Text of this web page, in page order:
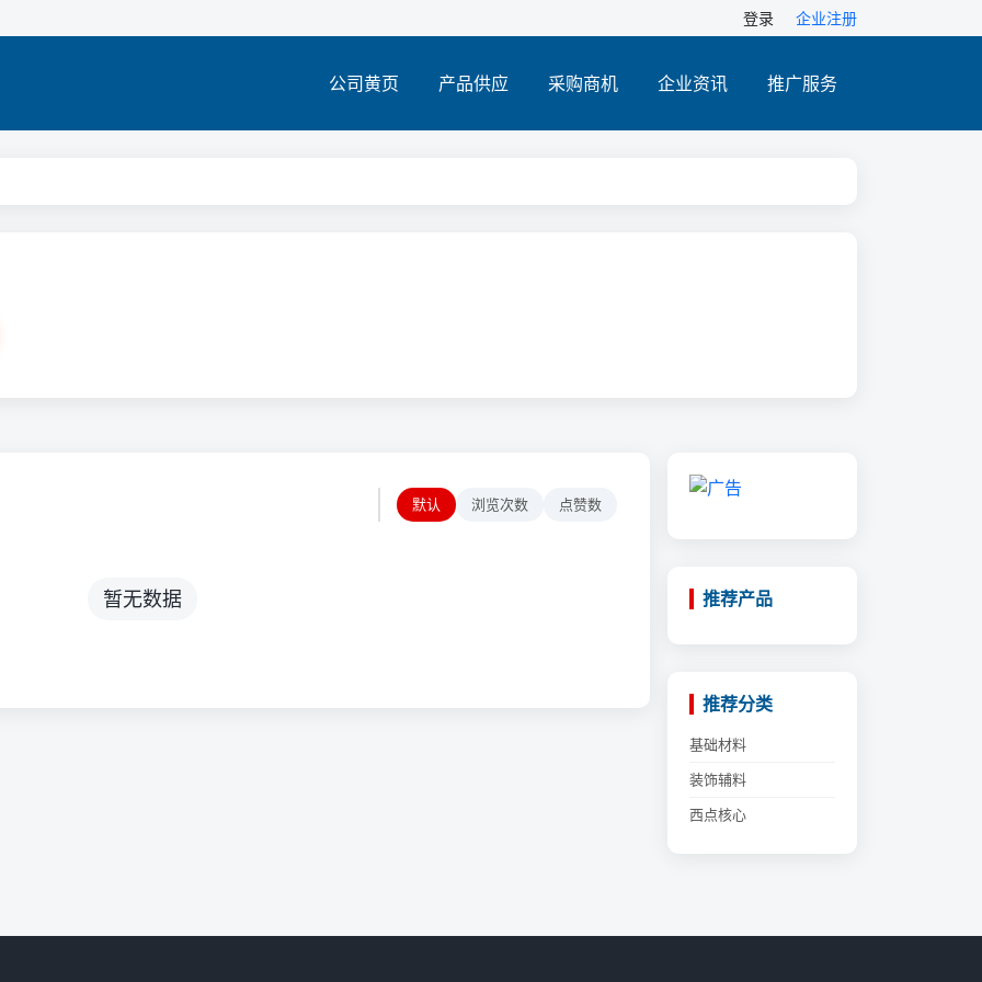
登录 企业注册
公司黄页 产品供应 采购商机 企业资讯 推广服务
默认 浏览次数 点赞数
暂无数据 推荐产品
推荐分类
基础材料
装饰辅料
西点核心